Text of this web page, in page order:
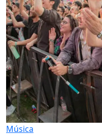
Música